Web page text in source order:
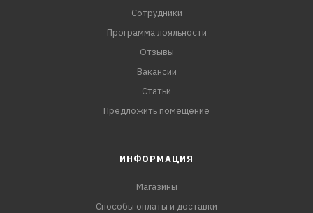
Сотрудники
Программа лояльности
Отзывы
Вакансии
Статьи
Предложить помещение
ИНФОРМАЦИЯ
Магазины
Способы оплаты и доставки